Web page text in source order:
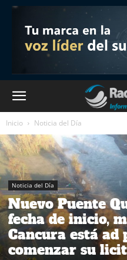
Inicio Noticia del Día
Noticia del Día
Nuevo Puente
fecha de inicio,
Cancura está ad
comenzar su